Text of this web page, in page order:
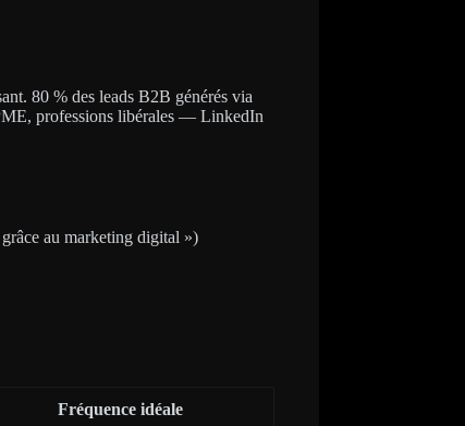
80 % des leads B2B générés via
professions libérales — LinkedIn
au marketing digital »)
Fréquence idéale